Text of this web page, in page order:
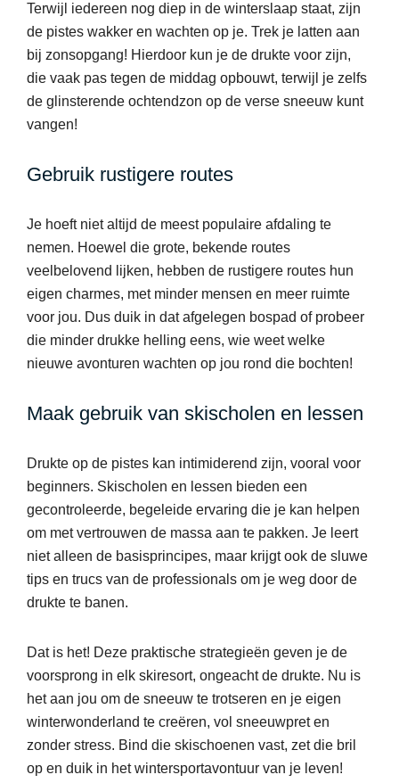
Terwijl iedereen nog diep in de winterslaap staat, zijn
de pistes wakker en wachten op je. Trek je latten aan
bij zonsopgang! Hierdoor kun je de drukte voor zijn,
die vaak pas tegen de middag opbouwt, terwijl je zelfs
de glinsterende ochtendzon op de verse sneeuw kunt
vangen!
Gebruik rustigere routes
Je hoeft niet altijd de meest populaire afdaling te
nemen. Hoewel die grote, bekende routes
veelbelovend lijken, hebben de rustigere routes hun
eigen charmes, met minder mensen en meer ruimte
voor jou. Dus duik in dat afgelegen bospad of probeer
die minder drukke helling eens, wie weet welke
nieuwe avonturen wachten op jou rond die bochten!
Maak gebruik van skischolen en lessen
Drukte op de pistes kan intimiderend zijn, vooral voor
beginners. Skischolen en lessen bieden een
gecontroleerde, begeleide ervaring die je kan helpen
om met vertrouwen de massa aan te pakken. Je leert
niet alleen de basisprincipes, maar krijgt ook de sluwe
tips en trucs van de professionals om je weg door de
drukte te banen.
Dat is het! Deze praktische strategieën geven je de
voorsprong in elk skiresort, ongeacht de drukte. Nu is
het aan jou om de sneeuw te trotseren en je eigen
winterwonderland te creëren, vol sneeuwpret en
zonder stress. Bind die skischoenen vast, zet die bril
op en duik in het wintersportavontuur van je leven!